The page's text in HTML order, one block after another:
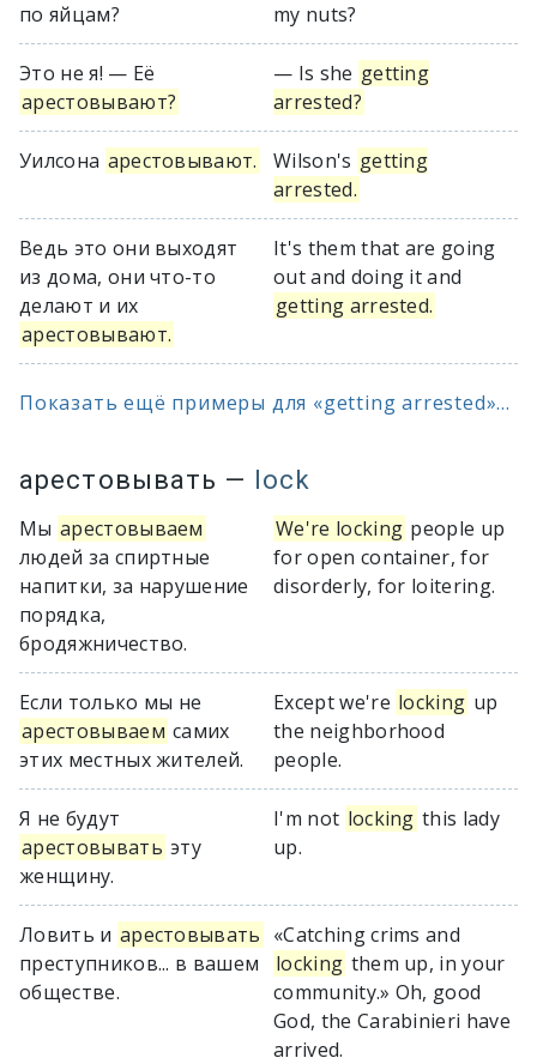
по яйцам? my nuts?
Это не я! — Её
арестовывают?
— Is she getting
arrested?
Уилсона арестовывают. Wilson's getting
arrested.
Ведь это они выходят
из дома, они что-то
делают и их
арестовывают.
It's them that are going
out and doing it and
getting arrested.
Показать ещё примеры для «getting arrested»...
арестовывать — lock
Мы арестовываем
людей за спиртные
напитки, за нарушение
порядка,
бродяжничество.
We're locking people up
for open container, for
disorderly, for loitering.
Если только мы не
арестовываем самих
этих местных жителей.
Except we're locking up
the neighborhood
people.
Я не будут
арестовывать эту
женщину.
I'm not locking this lady
up.
Ловить и арестовывать
преступников... в вашем
обществе.
«Catching crims and
locking them up, in your
community.» Oh, good
God, the Carabinieri have
arrived.